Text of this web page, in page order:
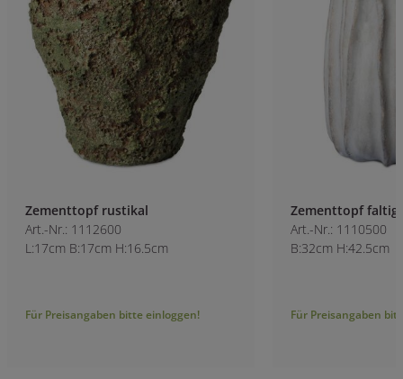
Zementtopf rustikal
Art.-Nr.: 1112600
L:17cm B:17cm H:16.5cm
Für Preisangaben bitte einloggen!
Zementtopf faltig
Art.-Nr.: 1110500
B:32cm H:42.5cm
Für Preisangaben